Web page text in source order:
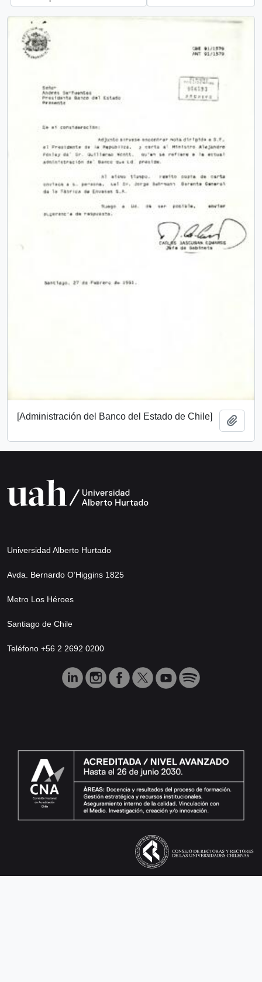
[Administración del Banco del Estado de Chile]
Universidad Alberto Hurtado
Avda. Bernardo O’Higgins 1825
Metro Los Héroes
Santiago de Chile
Teléfono +56 2 2692 0200